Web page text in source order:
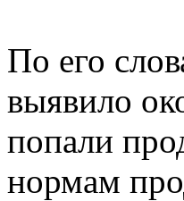
По его
выявило
попали
нормам